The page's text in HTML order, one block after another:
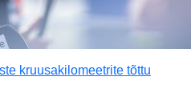
kruusakilomeetrite tõttu